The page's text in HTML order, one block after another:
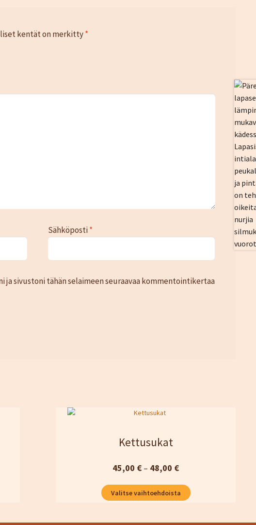
kentät on merkitty*
Sähköposti*
ja sivustoni tähän selaimeen seuraavaa kommentointikertaa
Kettusukat
45,00 € – 48,00 €Hintaluokka:
-
Valitse vaihtoehdoista
Tällä
useampi